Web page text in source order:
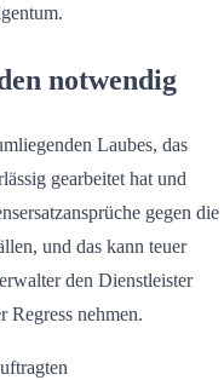
notwendig
Laubes, das
gearbeitet hat und
gegen die
und das kann teuer
den Dienstleister
Regress nehmen.